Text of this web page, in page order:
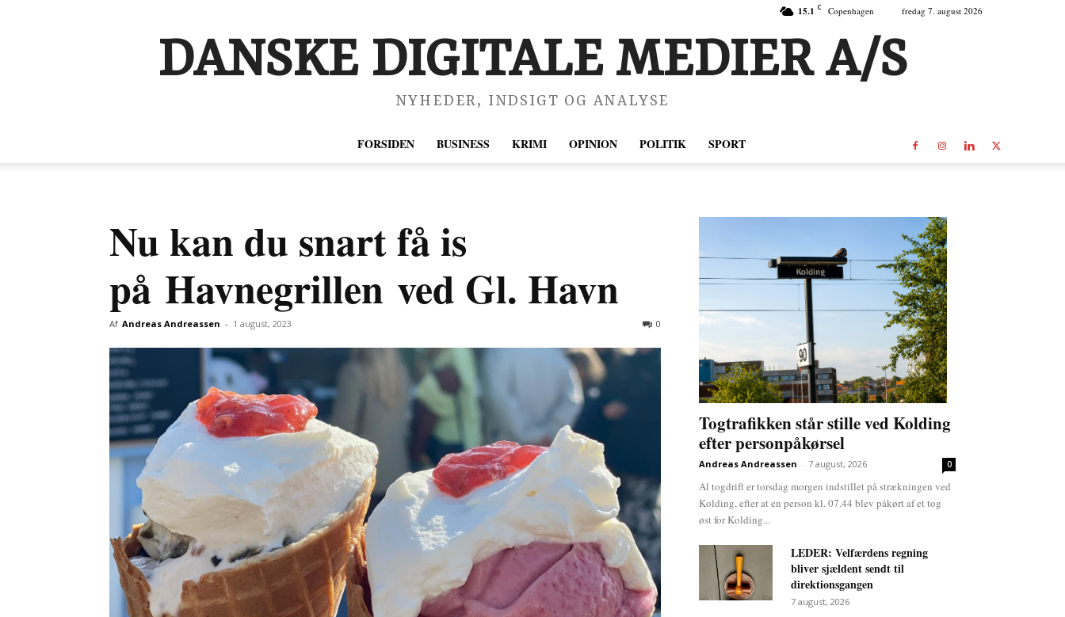
15.1 C Copenhagen fredag 7. august 2026
DANSKE DIGITALE MEDIER A/S
NYHEDER, INDSIGT OG ANALYSE
FORSIDEN BUSINESS KRIMI OPINION POLITIK SPORT
Nu kan du snart få is
på Havnegrillen ved Gl. Havn
Af Andreas Andreassen - 1 august, 2023 0
Togtrafikken står stille ved Kolding
efter personpåkørsel
Andreas Andreassen - 7 august, 2026 0
Al togdrift er torsdag morgen indstillet på strækningen ved
Kolding, efter at en person kl. 07.44 blev påkørt af et tog
øst for Kolding...
LEDER: Velfærdens regning
bliver sjældent sendt til
direktionsgangen
7 august, 2026